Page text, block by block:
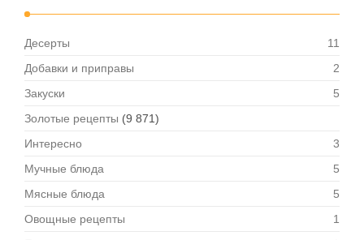
Десерты
11
Добавки и приправы
2
Закуски
5
Золотые рецепты (9 871)
Интересно
3
Мучные блюда
5
Мясные блюда
5
Овощные рецепты
1